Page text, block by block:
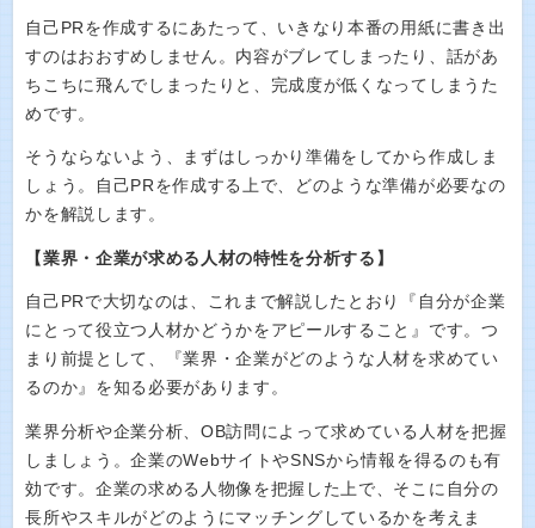
自己PRを作成するにあたって、いきなり本番の用紙に書き出
すのはおおすめしません。内容がブレてしまったり、話があ
ちこちに飛んでしまったりと、完成度が低くなってしまうた
めです。
そうならないよう、まずはしっかり準備をしてから作成しま
しょう。自己PRを作成する上で、どのような準備が必要なの
かを解説します。
【業界・企業が求める人材の特性を分析する】
自己PRで大切なのは、これまで解説したとおり『自分が企業
にとって役立つ人材かどうかをアピールすること』です。つ
まり前提として、『業界・企業がどのような人材を求めてい
るのか』を知る必要があります。
業界分析や企業分析、OB訪問によって求めている人材を把握
しましょう。企業のWebサイトやSNSから情報を得るのも有
効です。企業の求める人物像を把握した上で、そこに自分の
長所やスキルがどのようにマッチングしているかを考えま